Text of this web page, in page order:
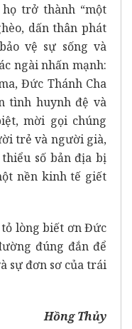
họ trở thành “một
dấn thân phát
vệ sự sống và
ngài nhấn mạnh:
Đức Thánh Cha
tình huynh đệ và
mời gọi chúng
trẻ và người già,
số bản địa bị
nền kinh tế giết
tỏ lòng biết ơn Đức
đúng đắn để
sự đơn sơ của trái
Hồng Thủy